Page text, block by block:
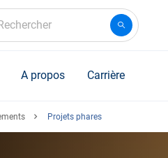
A propos Carrière
Projets phares